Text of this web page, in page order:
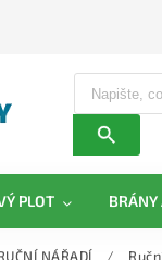
PLOT BRÁNY
NÁŘADÍ /